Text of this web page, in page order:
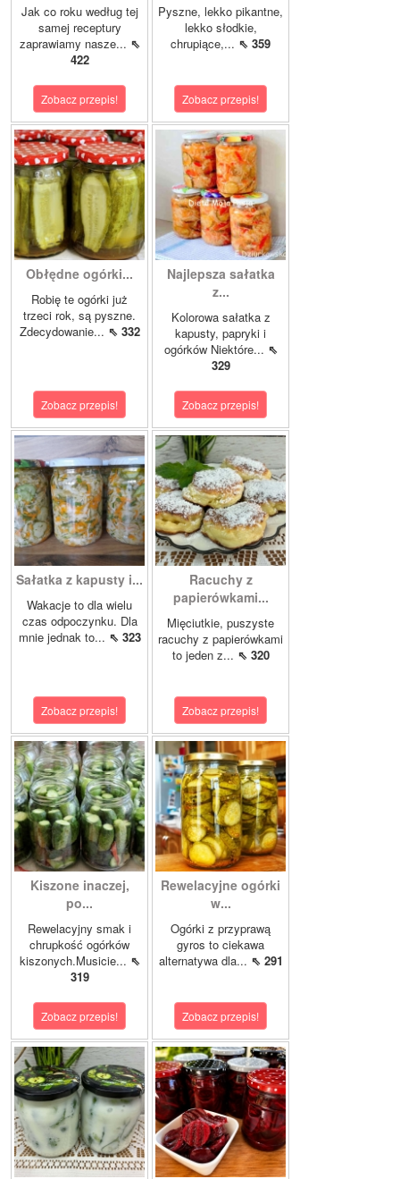
Jak co roku według tej
samej receptury
zaprawiamy nasze... ⇖
422
Zobacz przepis!
Pyszne, lekko pikantne,
lekko słodkie,
chrupiące,... ⇖ 359
Zobacz przepis!
Obłędne ogórki...
Robię te ogórki już
trzeci rok, są pyszne.
Zdecydowanie... ⇖ 332
Zobacz przepis!
Najlepsza sałatka
z...
Kolorowa sałatka z
kapusty, papryki i
ogórków Niektóre... ⇖
329
Zobacz przepis!
Sałatka z kapusty i...
Wakacje to dla wielu
czas odpoczynku. Dla
mnie jednak to... ⇖ 323
Zobacz przepis!
Racuchy z
papierówkami...
Mięciutkie, puszyste
racuchy z papierówkami
to jeden z... ⇖ 320
Zobacz przepis!
Kiszone inaczej,
po...
Rewelacyjny smak i
chrupkość ogórków
kiszonych.Musicie... ⇖
319
Zobacz przepis!
Rewelacyjne ogórki
w...
Ogórki z przyprawą
gyros to ciekawa
alternatywa dla... ⇖ 291
Zobacz przepis!